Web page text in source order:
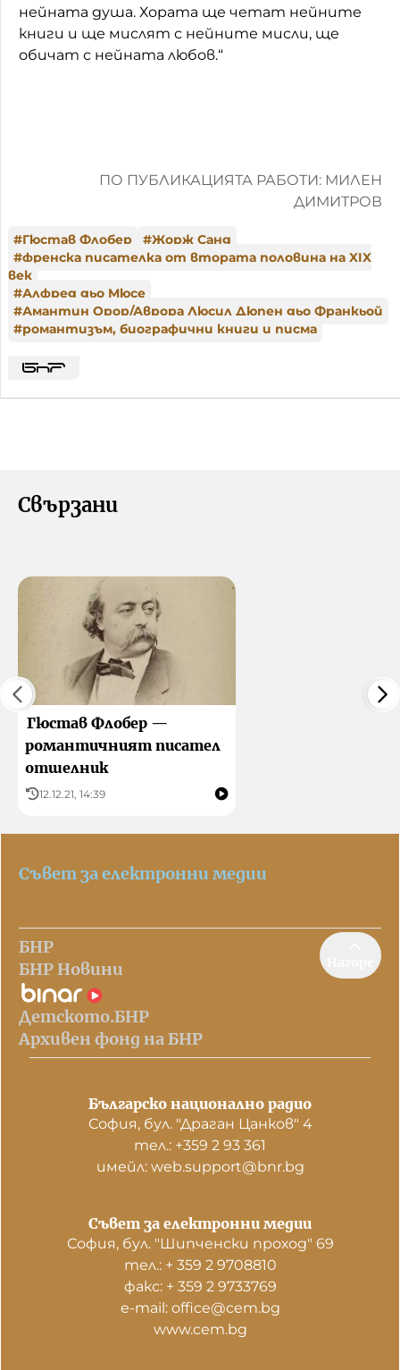
нейната душа. Хората ще четат нейните
книги и ще мислят с нейните мисли, ще
обичат с нейната любов.“
ПО ПУБЛИКАЦИЯТА РАБОТИ: МИЛЕН
ДИМИТРОВ
#Гюстав Флобер #Жорж Санд
#френска писателка от втората половина на XIX
век
#Алфред дьо Мюсе
#Амантин Орор/Аврора Люсил Дюпен дьо Франкьой
#романтизъм, биографични книги и писма
Свързани
Гюстав Флобер —
романтичният писател
отшелник
12.12.21, 14:39
Съвет за електронни медии
БНР
БНР Новини
Детското.БНР
Архивен фонд на БНР
Българско национално радио
София, бул. "Драган Цанков" 4
тел.: +359 2 93 361
имейл: web.support@bnr.bg
Съвет за електронни медии
София, бул. "Шипченски проход" 69
тел.: + 359 2 9708810
факс: + 359 2 9733769
е-mail: office@cem.bg
www.cem.bg